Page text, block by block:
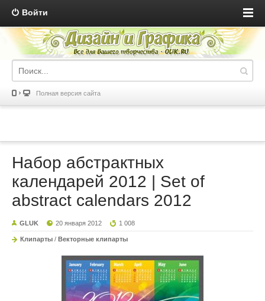
Войти
Полная версия сайта
Набор абстрактных
календарей 2012 | Set of
abstract calendars 2012
GLUK 20 января 2012 1 008
Клипарты / Векторные клипарты